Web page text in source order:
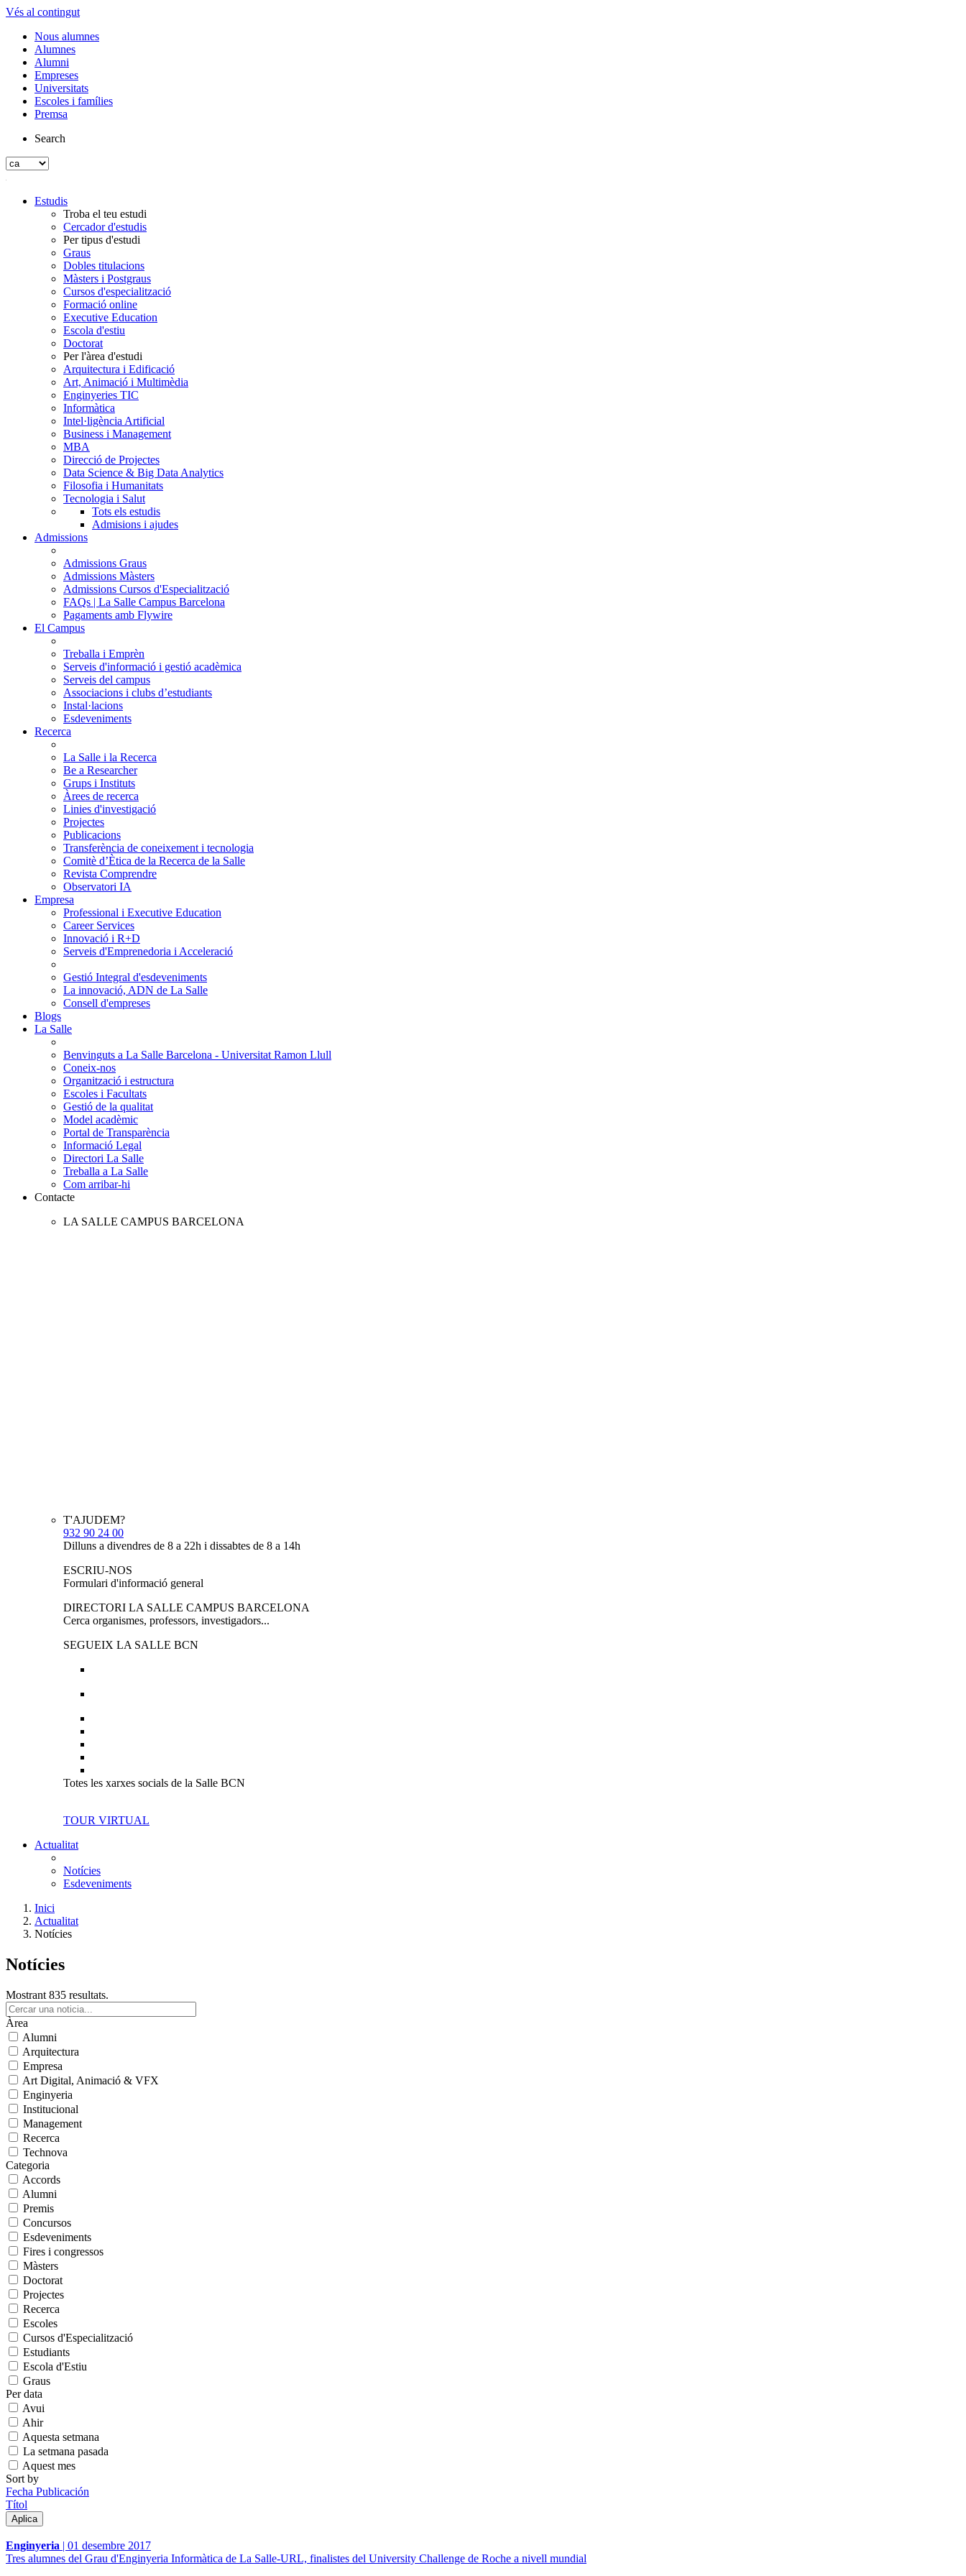
Vés al contingut
Nous alumnes
Alumnes
Alumni
Empreses
Universitats
Escoles i famílies
Premsa
Search
Estudis
Troba el teu estudi
Cercador d'estudis
Per tipus d'estudi
Graus
Dobles titulacions
Màsters i Postgraus
Cursos d'especialització
Formació online
Executive Education
Escola d'estiu
Doctorat
Per l'àrea d'estudi
Arquitectura i Edificació
Art, Animació i Multimèdia
Enginyeries TIC
Informàtica
Intel·ligència Artificial
Business i Management
MBA
Direcció de Projectes
Data Science & Big Data Analytics
Filosofia i Humanitats
Tecnologia i Salut
Tots els estudis
Admisions i ajudes
Admissions
Admissions Graus
Admissions Màsters
Admissions Cursos d'Especialització
FAQs | La Salle Campus Barcelona
Pagaments amb Flywire
El Campus
Treballa i Emprèn
Serveis d'informació i gestió acadèmica
Serveis del campus
Associacions i clubs d’estudiants
Instal·lacions
Esdeveniments
Recerca
La Salle i la Recerca
Be a Researcher
Grups i Instituts
Àrees de recerca
Linies d'investigació
Projectes
Publicacions
Transferència de coneixement i tecnologia
Comitè d’Ètica de la Recerca de la Salle
Revista Comprendre
Observatori IA
Empresa
Professional i Executive Education
Career Services
Innovació i R+D
Serveis d'Emprenedoria i Acceleració
Gestió Integral d'esdeveniments
La innovació, ADN de La Salle
Consell d'empreses
Blogs
La Salle
Benvinguts a La Salle Barcelona - Universitat Ramon Llull
Coneix-nos
Organització i estructura
Escoles i Facultats
Gestió de la qualitat
Model acadèmic
Portal de Transparència
Informació Legal
Directori La Salle
Treballa a La Salle
Com arribar-hi
Contacte
LA SALLE CAMPUS BARCELONA
T'AJUDEM?
932 90 24 00
Dilluns a divendres de 8 a 22h i dissabtes de 8 a 14h
ESCRIU-NOS
Formulari d'informació general
DIRECTORI LA SALLE CAMPUS BARCELONA
Cerca organismes, professors, investigadors...
SEGUEIX LA SALLE BCN
Totes les xarxes socials de la Salle BCN
TOUR VIRTUAL
Actualitat
Notícies
Esdeveniments
Inici
Actualitat
Notícies
Notícies
Mostrant 835 resultats.
Àrea
Alumni
Arquitectura
Empresa
Art Digital, Animació & VFX
Enginyeria
Institucional
Management
Recerca
Technova
Categoria
Accords
Alumni
Premis
Concursos
Esdeveniments
Fires i congressos
Màsters
Doctorat
Projectes
Recerca
Escoles
Cursos d'Especialització
Estudiants
Escola d'Estiu
Graus
Per data
Avui
Ahir
Aquesta setmana
La setmana pasada
Aquest mes
Sort by
Fecha Publicación
Títol
Enginyeria | 01 desembre 2017
Tres alumnes del Grau d'Enginyeria Informàtica de La Salle-URL, finalistes del University Challenge de Roche a nivell mundial